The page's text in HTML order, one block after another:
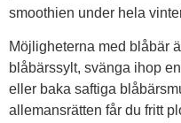
smoothien under hela
Möjligheterna med blåbär
blåbärssylt, svänga ihop
eller baka saftiga
allemansrätten får du fritt